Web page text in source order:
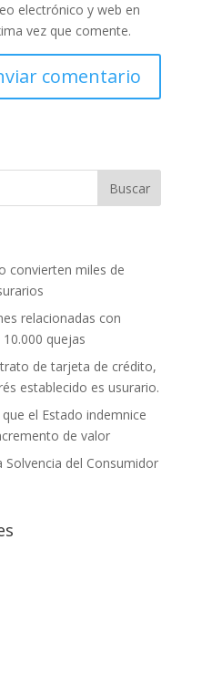
electrónico y web en
vez que comente.
convierten miles de
relacionadas con
quejas
de tarjeta de crédito,
establecido es usurario.
el Estado indemnice
de valor
del Consumidor